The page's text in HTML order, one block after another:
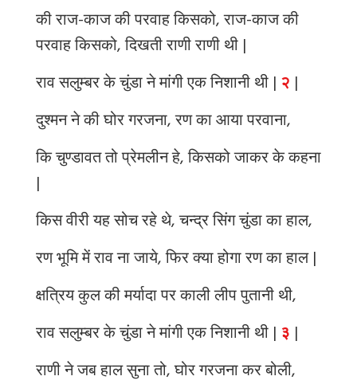
की राज-काज की परवाह किसको, राज-काज की
परवाह किसको, दिखती राणी राणी थी |
राव सलुम्बर के चुंडा ने मांगी एक निशानी थी |२ |
दुश्मन ने की घोर गरजना, रण का आया परवाना,
कि चुण्डावत तो प्रेमलीन हे, किसको जाकर के कहना
|
किस वीरी यह सोच रहे थे, चन्द्र सिंग चुंडा का हाल,
रण भूमि में राव ना जाये, फिर क्या होगा रण का हाल |
क्षत्रिय कुल की मर्यादा पर काली लीप पुतानी थी,
राव सलुम्बर के चुंडा ने मांगी एक निशानी थी | ३ |
राणी ने जब हाल सुना तो, घोर गरजना कर बोली,